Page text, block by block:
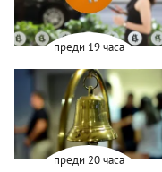
преди 19 часа
преди 20 часа